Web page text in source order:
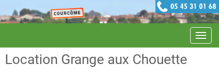
Location Grange aux Chouette